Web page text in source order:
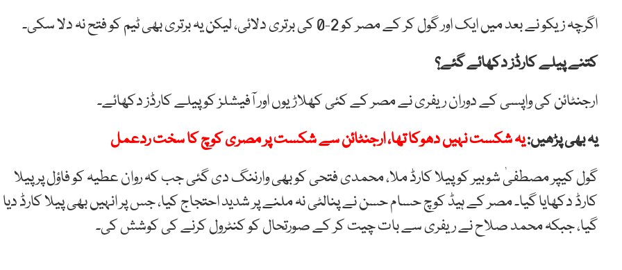
اگرچہ زیکو نے بعد میں ایک اور گول کر کے مصر کو 2-0 کی برتری دلائی، لیکن یہ برتری بھی ٹیم کو فتح نہ دلا سکی۔
کتنے پیلے کارڈز دکھائے گئے؟
ارجنٹائن کی واپسی کے دوران ریفری نے مصر کے کئی کھلاڑیوں اور آفیشلز کو پیلے کارڈز دکھائے۔
یہ بھی پڑھیں:یہ شکست نہیں دھوکا تھا، ارجنٹائن سے شکست پر مصری کوچ کا سخت ردعمل
گول کیپر مصطفیٰ شوبیر کو پیلا کارڈ ملا، محمدی فتحی کو بھی وارننگ دی گئی جب کہ روان عطیہ کو فاؤل پر پیلا
کارڈ دکھایا گیا۔ مصر کے ہیڈ کوچ حسام حسن نے پنالٹی نہ ملنے پر شدید احتجاج کیا، جس پر انہیں بھی پیلا کارڈ دیا
گیا، جبکہ محمد صلاح نے ریفری سے بات چیت کر کے صورتحال کو کنٹرول کرنے کی کوشش کی۔